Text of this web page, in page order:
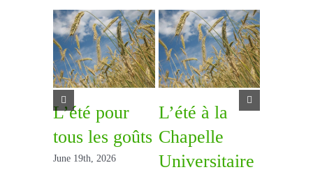
L’été pour
tous les goûts
June 19th, 2026
L’été à la
Chapelle
Universitaire